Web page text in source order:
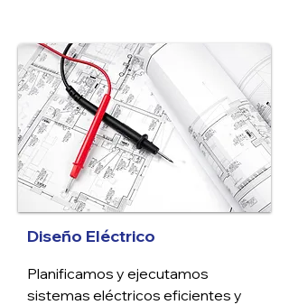
operaciones logísticas de alto
rendimiento.
Diseño Eléctrico
Planificamos y ejecutamos
sistemas eléctricos eficientes y